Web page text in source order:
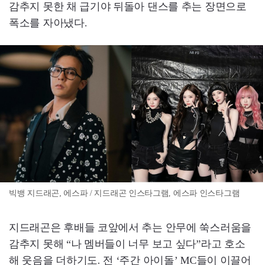
감추지 못한 채 급기야 뒤돌아 댄스를 추는 장면으로
폭소를 자아냈다.
빅뱅 지드래곤, 에스파 / 지드래곤 인스타그램, 에스파 인스타그램
지드래곤은 후배들 코앞에서 추는 안무에 쑥스러움을
감추지 못해 “나 멤버들이 너무 보고 싶다”라고 호소
해 웃음을 더하기도. 전 ‘주간 아이돌’ MC들이 이끌어